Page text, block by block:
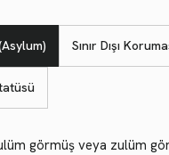
Sınır Dışı
görmüş veya zulüm